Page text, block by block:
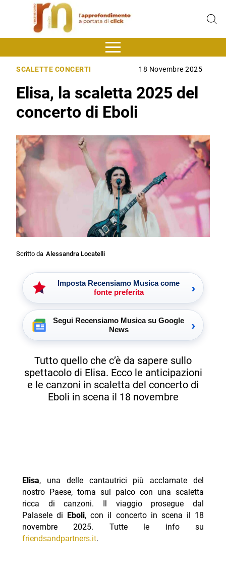
SCALETTE CONCERTI 18 Novembre 2025
Elisa, la scaletta 2025 del
concerto di Eboli
Scritto da Alessandra Locatelli
Imposta Recensiamo Musica come
fonte preferita
›
Segui Recensiamo Musica su Google
News
›
Tutto quello che c’è da sapere sullo
spettacolo di Elisa. Ecco le anticipazioni
e le canzoni in scaletta del concerto di
Eboli in scena il 18 novembre
Elisa, una delle cantautrici più acclamate del
nostro Paese, torna sul palco con una scaletta
ricca di canzoni. Il viaggio prosegue dal
Palasele di
Eboli, con il concerto in scena il 18
novembre 2025. Tutte le info su
friendsandpartners.it.